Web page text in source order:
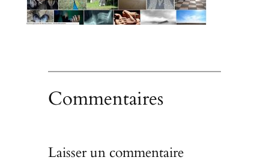
Commentaires
Laisser un commentaire